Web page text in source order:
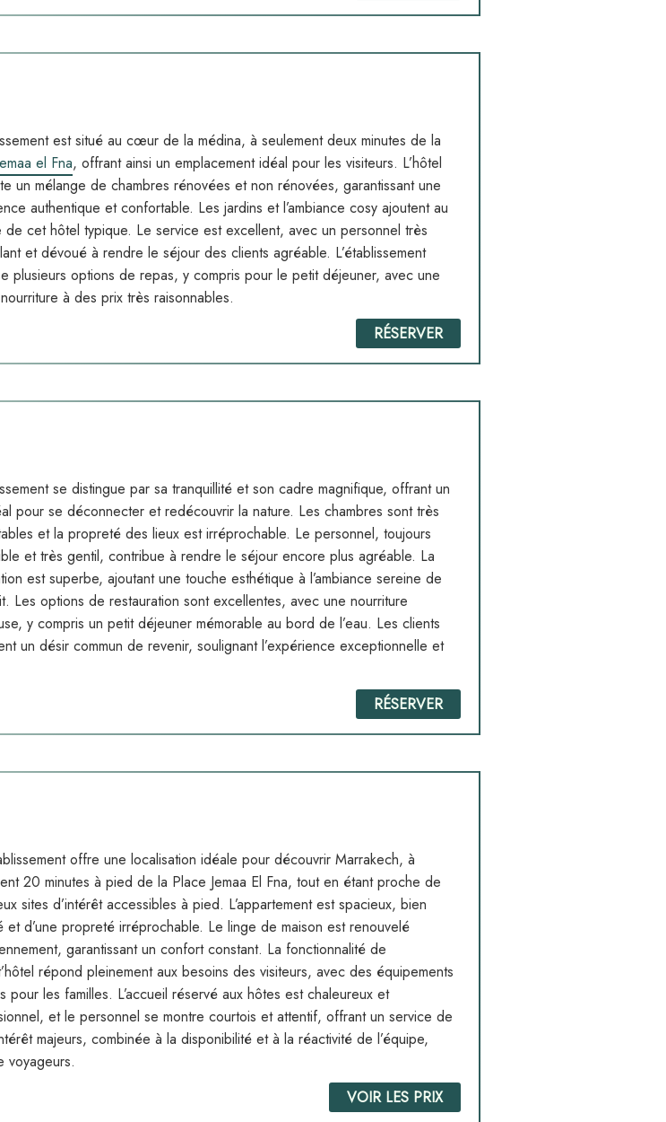
est situé au cœur de la médina, à seulement deux minutes de la
el Fna, offrant ainsi un emplacement idéal pour les visiteurs. L’hôtel
un mélange de chambres rénovées et non rénovées, garantissant une
authentique et confortable. Les jardins et l’ambiance cosy ajoutent au
de cet hôtel typique. Le service est excellent, avec un personnel très
et dévoué à rendre le séjour des clients agréable. L’établissement
plusieurs options de repas, y compris pour le petit déjeuner, avec une
à des prix très raisonnables.
RÉSERVER
se distingue par sa tranquillité et son cadre magnifique, offrant un
pour se déconnecter et redécouvrir la nature. Les chambres sont très
et la propreté des lieux est irréprochable. Le personnel, toujours
et très gentil, contribue à rendre le séjour encore plus agréable. La
est superbe, ajoutant une touche esthétique à l’ambiance sereine de
Les options de restauration sont excellentes, avec une nourriture
y compris un petit déjeuner mémorable au bord de l’eau. Les clients
un désir commun de revenir, soulignant l’expérience exceptionnelle et
RÉSERVER
offre une localisation idéale pour découvrir Marrakech, à
20 minutes à pied de la Place Jemaa El Fna, tout en étant proche de
sites d’intérêt accessibles à pied. L’appartement est spacieux, bien
et d’une propreté irréprochable. Le linge de maison est renouvelé
garantissant un confort constant. La fonctionnalité de
répond pleinement aux besoins des visiteurs, avec des équipements
pour les familles. L’accueil réservé aux hôtes est chaleureux et
et le personnel se montre courtois et attentif, offrant un service de
majeurs, combinée à la disponibilité et à la réactivité de l’équipe,
voyageurs.
VOIR LES PRIX